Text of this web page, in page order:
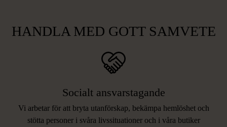
HANDLA MED GOTT SAMVETE
Socialt ansvarstagande
Vi arbetar för att bryta utanförskap, bekämpa hemlöshet och
stötta personer i svåra livssituationer och i våra butiker